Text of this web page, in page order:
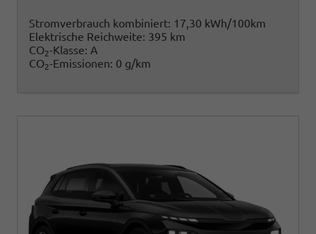
Stromverbrauch kombiniert: 17,30 kWh/100km
Elektrische Reichweite: 395 km
CO2-Klasse: A
CO2-Emissionen: 0 g/km